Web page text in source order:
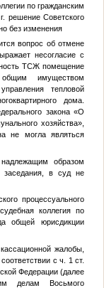
по гражданским
решение Советского
без изменения
вопрос об отмене
несогласие с
ТСЖ помещение
имуществом
тепловой
дома.
закона «О
хозяйства»,
не могла являться
образом
в суд не
процессуального
коллегия по
общей юрисдикции
жалобы,
с ч. 1 ст.
Федерации (далее
делам Восьмого